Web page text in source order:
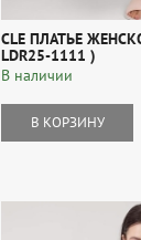
CLE ПЛАТЬЕ
LDR25-1111 )
В наличии
В КОРЗИНУ